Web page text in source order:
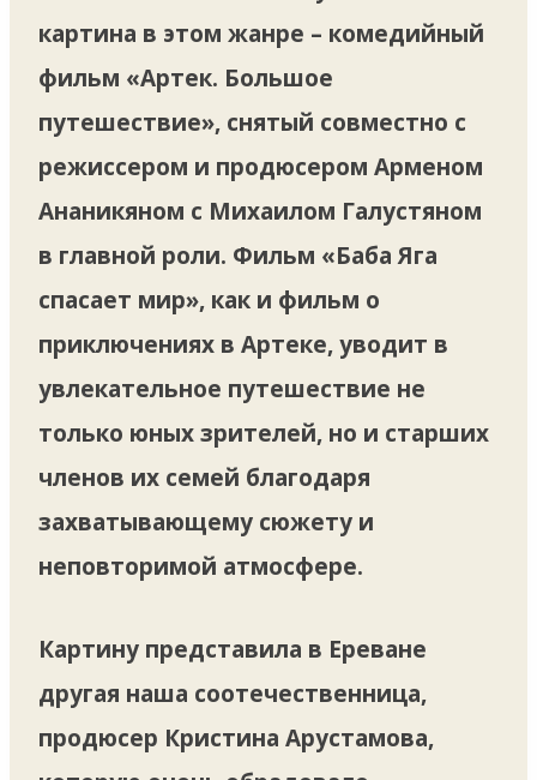
картина в этом жанре – комедийный
фильм «Артек. Большое
путешествие», снятый совместно с
режиссером и продюсером Арменом
Ананикяном с Михаилом Галустяном
в главной роли. Фильм «Баба Яга
спасает мир», как и фильм о
приключениях в Артеке, уводит в
увлекательное путешествие не
только юных зрителей, но и старших
членов их семей благодаря
захватывающему сюжету и
неповторимой атмосфере.
Картину представила в Ереване
другая наша соотечественница,
продюсер Кристина Арустамова,